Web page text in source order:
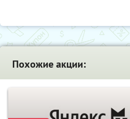
Похожие акции: